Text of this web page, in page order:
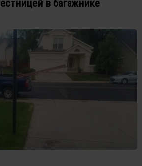
в багажнике